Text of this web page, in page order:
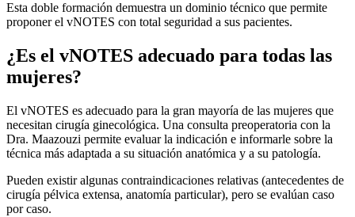
Esta doble formación demuestra un dominio técnico que permite
proponer el vNOTES con total seguridad a sus pacientes.
¿Es el vNOTES adecuado para todas las
mujeres?
El vNOTES es adecuado para la gran mayoría de las mujeres que
necesitan cirugía ginecológica. Una consulta preoperatoria con la
Dra. Maazouzi permite evaluar la indicación e informarle sobre la
técnica más adaptada a su situación anatómica y a su patología.
Pueden existir algunas contraindicaciones relativas (antecedentes de
cirugía pélvica extensa, anatomía particular), pero se evalúan caso
por caso.